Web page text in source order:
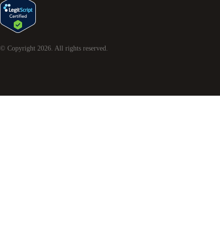
© Copyright 2026. All rights reserved.